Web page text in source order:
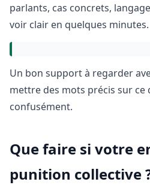
parlants, cas concrets,
voir clair en quelques minutes.
Un bon support à regarder
mettre des mots précis sur ce
confusément.
Que faire si votre
punition collective